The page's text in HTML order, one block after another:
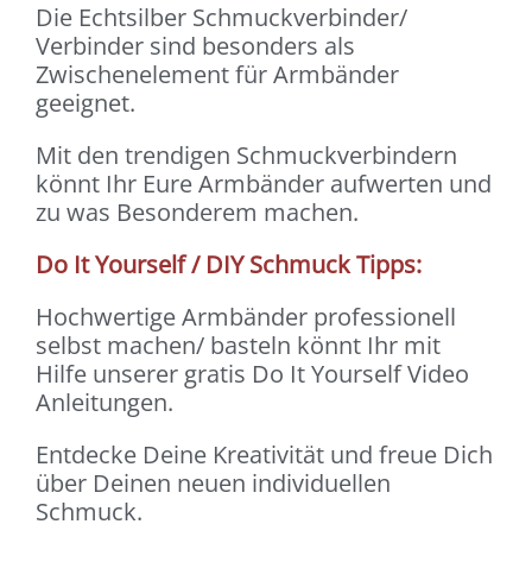
Die Echtsilber Schmuckverbinder/
Verbinder sind besonders als
Zwischenelement für Armbänder
geeignet.
Mit den trendigen Schmuckverbindern
könnt Ihr Eure Armbänder aufwerten und
zu was Besonderem machen.
Do It Yourself / DIY Schmuck Tipps:
Hochwertige Armbänder professionell
selbst machen/ basteln könnt Ihr mit
Hilfe unserer gratis Do It Yourself Video
Anleitungen.
Entdecke Deine Kreativität und freue Dich
über Deinen neuen individuellen
Schmuck.